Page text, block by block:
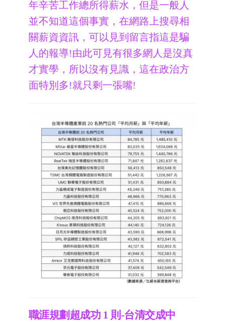
年辛苦工作總所得薪水，但是一般人
並不知道這個事實，在網路上搜尋相
關薪資資訊，可以見到留言指這是騙
人的報導!由此可見有很多網人是沒真
才實學，所以沒有見識， 這在政治方
面特別多!就只剩一張嘴!
職涯規劃超成功 1 則-台清交成中